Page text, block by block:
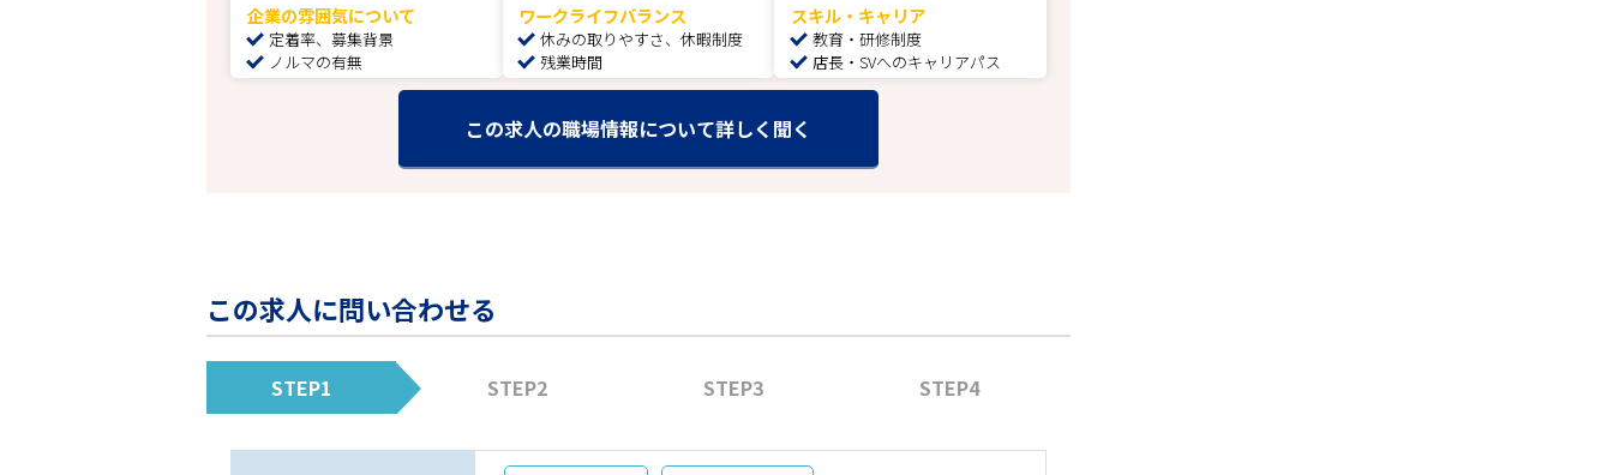
企業の雰囲気について
定着率、募集背景
ノルマの有無
ワークライフバランス
休みの取りやすさ、休暇制度
残業時間
スキル・キャリア
教育・研修制度
店長・SVへのキャリアパス
この求人の職場情報について詳しく聞く
この求人に問い合わせる
STEP1 STEP2 STEP3 STEP4